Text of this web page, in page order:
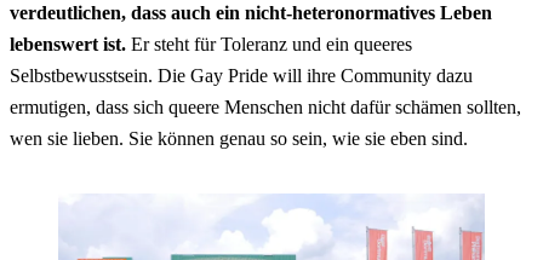
verdeutlichen, dass auch ein nicht-heteronormatives Leben
lebenswert ist. Er steht für Toleranz und ein queeres
Selbstbewusstsein. Die Gay Pride will ihre Community dazu
ermutigen, dass sich queere Menschen nicht dafür schämen sollten,
wen sie lieben. Sie können genau so sein, wie sie eben sind.